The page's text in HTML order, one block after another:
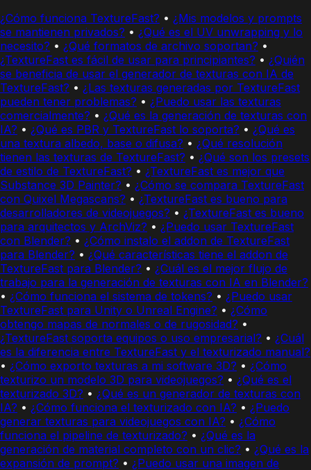
¿Cómo funciona TextureFast? • ¿Mis modelos y prompts
se mantienen privados? • ¿Qué es el UV unwrapping y lo
necesito? • ¿Qué formatos de archivo soportan? •
¿TextureFast es fácil de usar para principiantes? • ¿Quién
se beneficia de usar el generador de texturas con IA de
TextureFast? • ¿Las texturas generadas por TextureFast
pueden tener problemas? • ¿Puedo usar las texturas
comercialmente? • ¿Qué es la generación de texturas con
IA? • ¿Qué es PBR y TextureFast lo soporta? • ¿Qué es
una textura albedo, base o difusa? • ¿Qué resolución
tienen las texturas de TextureFast? • ¿Qué son los presets
de estilo de TextureFast? • ¿TextureFast es mejor que
Substance 3D Painter? • ¿Cómo se compara TextureFast
con Quixel Megascans? • ¿TextureFast es bueno para
desarrolladores de videojuegos? • ¿TextureFast es bueno
para arquitectos y ArchViz? • ¿Puedo usar TextureFast
con Blender? • ¿Cómo instalo el addon de TextureFast
para Blender? • ¿Qué características tiene el addon de
TextureFast para Blender? • ¿Cuál es el mejor flujo de
trabajo para la generación de texturas con IA en Blender?
• ¿Cómo funciona el sistema de tokens? • ¿Puedo usar
TextureFast para Unity o Unreal Engine? • ¿Cómo
obtengo mapas de normales o de rugosidad? •
¿TextureFast soporta equipos o uso empresarial? • ¿Cuál
es la diferencia entre TextureFast y el texturizado manual?
• ¿Cómo exporto texturas a mi software 3D? • ¿Cómo
texturizo un modelo 3D para videojuegos? • ¿Qué es el
texturizado 3D? • ¿Qué es un generador de texturas con
IA? • ¿Cómo funciona el texturizado con IA? • ¿Puedo
generar texturas para videojuegos con IA? • ¿Cómo
funciona el pipeline de texturizado? • ¿Qué es la
generación de material completo con un clic? • ¿Qué es la
expansión de prompt? • ¿Puedo usar una imagen de